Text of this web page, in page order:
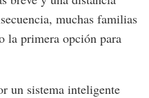
muchas familias
la primera opción para
un sistema inteligente